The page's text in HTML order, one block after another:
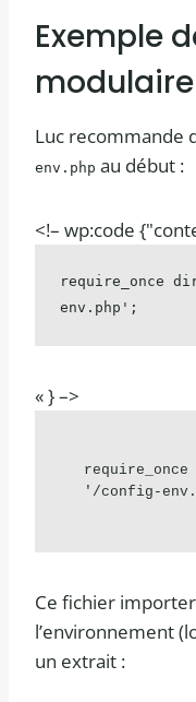
Exemple
modulaire
Luc recommande
env.php au début :
<!– wp:code
require_once
env.php';
« } –>
require_once
'/config-
Ce fichier
l’environnement
un extrait :